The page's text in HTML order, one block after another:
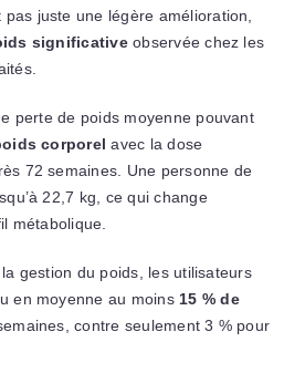
pas juste une légère amélioration,
significativeobservée chez les
perte de poids moyenne pouvant
corporel avec la dose
72 semaines. Une personne de
22,7 kg, ce qui change
métabolique.
gestion du poids, les utilisateurs
en moyenne au moins15 % de
contre seulement 3 % pour